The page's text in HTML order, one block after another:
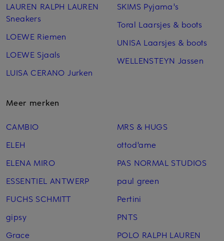
LAUREN RALPH LAUREN
Sneakers
LOEWE Riemen
LOEWE Sjaals
LUISA CERANO Jurken
SKIMS Pyjama's
Toral Laarsjes & boots
UNISA Laarsjes & boots
WELLENSTEYN Jassen
Meer merken
CAMBIO
ELEH
ELENA MIRO
ESSENTIEL ANTWERP
FUCHS SCHMITT
gipsy
Grace
MRS & HUGS
ottod'ame
PAS NORMAL STUDIOS
paul green
Pertini
PNTS
POLO RALPH LAUREN